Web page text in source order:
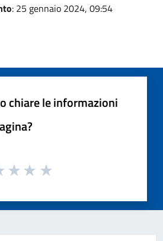
: 25 gennaio 2024, 09:54
chiare le informazioni